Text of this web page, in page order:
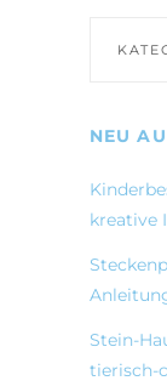
NEU
kreative
Stein-
tierisch-